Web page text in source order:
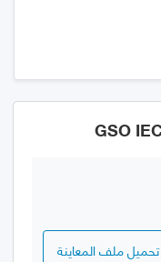
تحميل ملف المعاينة